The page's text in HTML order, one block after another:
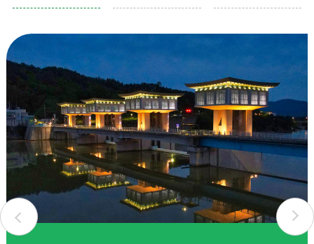
계절별 여행 코스 (봄)
산수유 꽃 피는 마을
자세히보기
계절별 여행 코스 (여름)
빙계서원
자세히보기
계절별 여행 코스 (가을)
고운사천년솔숲길
자세히보기
테마별 여행 코스 (힐링여행)
몸과 마음의 여유를 찾는
힐링여행!
자세히보기